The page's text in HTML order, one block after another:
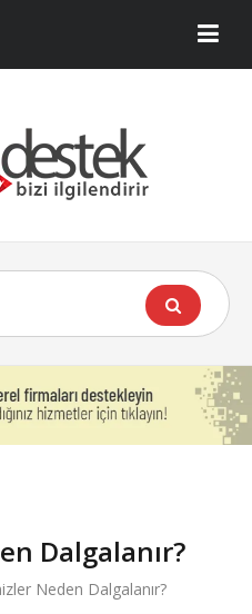
Dalgalanır?
Neden Dalgalanır?